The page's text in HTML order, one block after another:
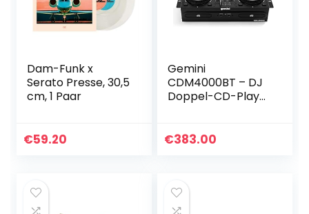
Dam-Funk x
Serato Presse, 30,5
cm, 1 Paar
€59.20
Gemini
CDM4000BT – DJ
Doppel-CD-Player
€383.00